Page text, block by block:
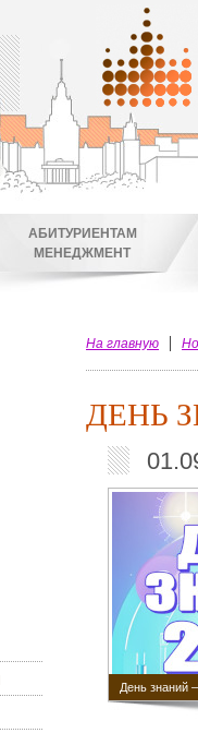
АБИТУРИЕНТАМ
МЕНЕДЖМЕНТ
На главную
ДЕНЬ
День знаний